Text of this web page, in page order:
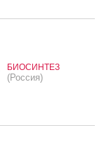
БИОСИНТЕЗ
(Россия)